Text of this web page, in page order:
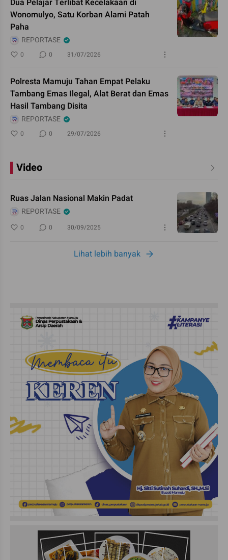
Dua Pelajar Terlibat Kecelakaan di
Wonomulyo, Satu Korban Alami Patah
Paha
REPORTASE
0 0 31/07/2026
Polresta Mamuju Tahan Empat Pelaku
Tambang Emas Ilegal, Alat Berat dan Emas
Hasil Tambang Disita
REPORTASE
0 0 29/07/2026
Video
Ruas Jalan Nasional Makin Padat
REPORTASE
0 0 30/09/2025
Lihat lebih banyak